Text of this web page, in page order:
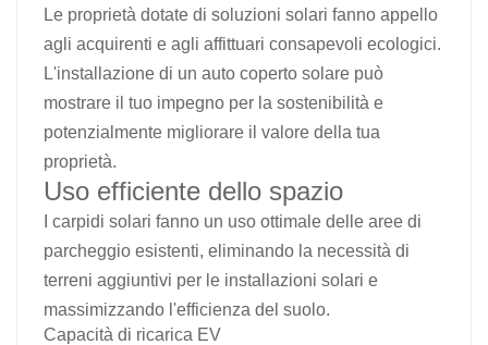
Le proprietà dotate di soluzioni solari fanno appello
agli acquirenti e agli affittuari consapevoli ecologici.
L'installazione di un auto coperto solare può
mostrare il tuo impegno per la sostenibilità e
potenzialmente migliorare il valore della tua
proprietà.
Uso efficiente dello spazio
I carpidi solari fanno un uso ottimale delle aree di
parcheggio esistenti, eliminando la necessità di
terreni aggiuntivi per le installazioni solari e
massimizzando l'efficienza del suolo.
Capacità di ricarica EV